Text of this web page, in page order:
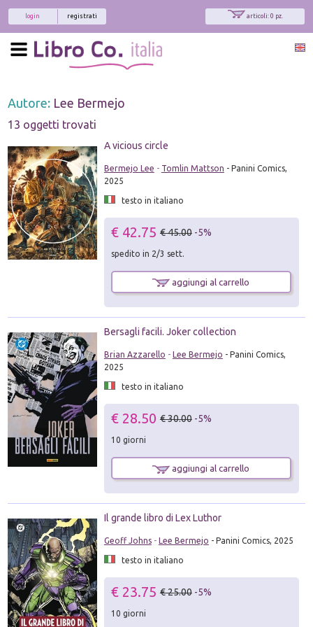
articoli: 0 pz.
registrati
login
Autore: Lee Bermejo
13 oggetti trovati
A vicious circle
Bermejo Lee - Tomlin Mattson - Panini Comics,
2025
testo in italiano
€ 42.75 € 45.00 -5%
spedito in 2/3 sett.
aggiungi al carrello
Bersagli facili. Joker collection
Brian Azzarello - Lee Bermejo - Panini Comics,
2025
testo in italiano
€ 28.50 € 30.00 -5%
10 giorni
aggiungi al carrello
Il grande libro di Lex Luthor
Geoff Johns- Lee Bermejo - Panini Comics, 2025
testo in italiano
€ 23.75 € 25.00 -5%
10 giorni